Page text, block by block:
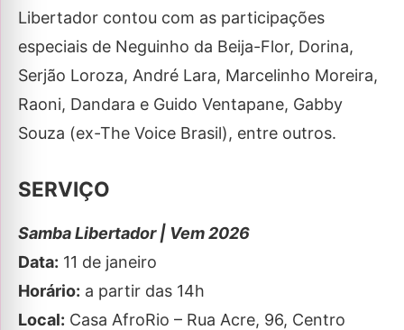
Libertador contou com as participações
especiais de Neguinho da Beija-Flor, Dorina,
Serjão Loroza, André Lara, Marcelinho Moreira,
Raoni, Dandara e Guido Ventapane, Gabby
Souza (ex-The Voice Brasil), entre outros.
SERVIÇO
Samba Libertador | Vem 2026
Data: 11 de janeiro
Horário: a partir das 14h
Local: Casa AfroRio – Rua Acre, 96, Centro